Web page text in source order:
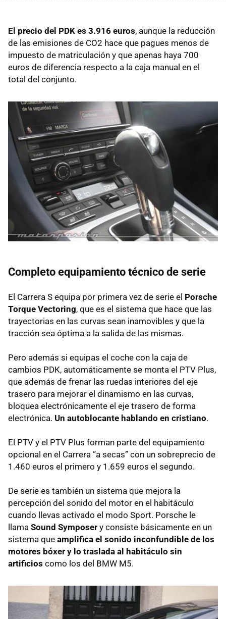
El precio del PDK es 3.916 euros, aunque la reducción
de las emisiones de CO2 hace que pagues menos de
impuesto de matriculación y que apenas haya 700
euros de diferencia respecto a la caja manual en el
total del conjunto.
Completo equipamiento técnico de serie
El Carrera S equipa por primera vez de serie el Porsche
Torque Vectoring, que es el sistema que hace que las
trayectorias en las curvas sean inamovibles y que la
tracción sea óptima a la salida de las mismas.
Pero además si equipas el coche con la caja de
cambios PDK, automáticamente se monta el PTV Plus,
que además de frenar las ruedas interiores del eje
trasero para mejorar el dinamismo en las curvas,
bloquea electrónicamente el eje trasero de forma
electrónica. Un autoblocante hablando en cristiano.
El PTV y el PTV Plus forman parte del equipamiento
opcional en el Carrera “a secas” con un sobreprecio de
1.460 euros el primero y 1.659 euros el segundo.
De serie es también un sistema que mejora la
percepción del sonido del motor en el habitáculo
cuando llevas activado el modo Sport. Porsche le
llama Sound Symposer y consiste básicamente en un
sistema que amplifica el sonido inconfundible de los
motores bóxer y lo traslada al habitáculo sin
artificios como los del BMW M5.